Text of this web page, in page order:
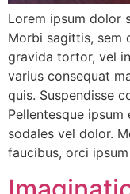
Lorem ipsum dolor
Morbi sagittis, sem
gravida tortor, vel
varius consequat
quis. Suspendisse
Pellentesque
sodales vel dolor.
faucibus, orci